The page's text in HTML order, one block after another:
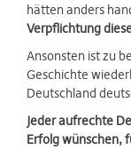
hätten anders
Verpflichtung
Ansonsten ist zu
Geschichte
Deutschland
Jeder aufrechte
Erfolg wünschen,